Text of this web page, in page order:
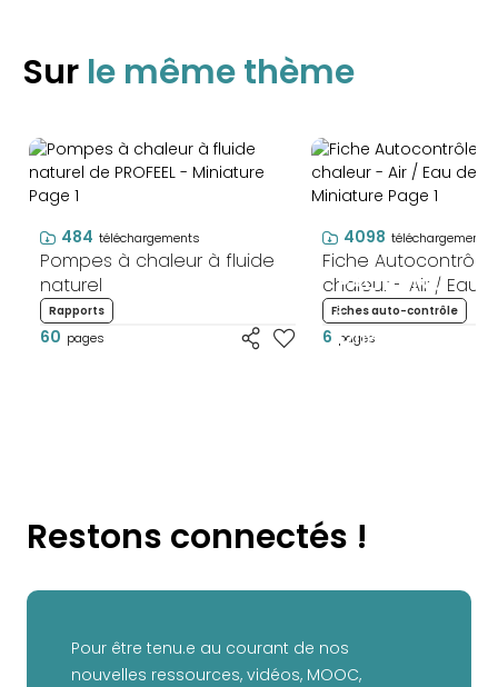
Sur le même thème
484 téléchargements
Pompes à chaleur à fluide
naturel
Rapports
60 pages
PAC'RENO
-
4098 téléchargements
Fiche Autocontrôle
chaleur - Air / Eau
Fiches auto-contrôle
6 pages
Restons connectés !
Pour être tenu.e au courant de nos
nouvelles ressources, vidéos, MOOC,